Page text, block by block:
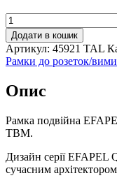
Рамка
подвійна
EFAPEL
QUADRO
Siza
алюміній,
TAL
кількість
Додати в кошик
Артикул: 45921 TAL
Рамки до розеток/
Опис
Рамка подвійна
TBM.
Дизайн серії
сучасним